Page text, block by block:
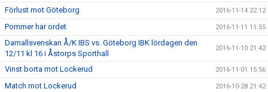
Förlust mot Göteborg 2016-11-14 22:12
Pommer har ordet 2016-11-11 11:55
Damallsvenskan Å/K IBS vs. Göteborg IBK lördagen den
12/11 kl 16 i Åstorps Sporthall
2016-11-10 21:42
Vinst borta mot Lockerud 2016-11-01 15:56
Match mot Lockerud 2016-10-28 21:42